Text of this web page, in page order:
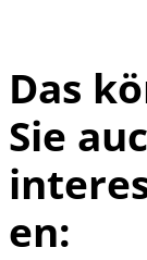
Das
Sie
en: